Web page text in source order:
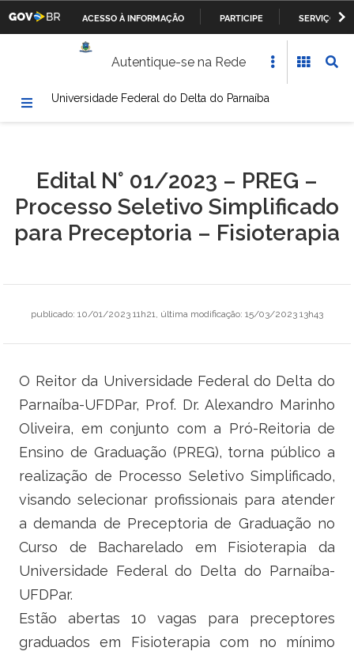
PARA
CONTEÚDO
ACESSO À INFORMAÇÃO PARTICIPE
SERVIÇOS
Ministério da Defesa
Ministério da Fazenda
Ministério do Desenvolvimento Social
Ministério da Saúde
Ministério da Indústria, Comércio Exterior e Serviços
Ministério de Minas e Energia
Ministério da Ciência, Tecnologia, Inovações e Comunicações
Ministério do Meio Ambiente
Autentique-se na Rede
Universidade Federal do Delta do Parnaíba
Edital N° 01/2023 – PREG –
Processo Seletivo Simplificado
para Preceptoria – Fisioterapia
publicado: 10/01/2023 11h21, última modificação: 15/03/2023 13h43
O Reitor da Universidade Federal do Delta do
Parnaíba-UFDPar, Prof. Dr. Alexandro Marinho
Oliveira, em conjunto com a Pró-Reitoria de
Ensino de Graduação (PREG), torna público a
realização de Processo Seletivo Simplificado,
visando selecionar profissionais para atender
a demanda de Preceptoria de Graduação no
Curso de Bacharelado em Fisioterapia da
Universidade Federal do Delta do Parnaíba-
UFDPar.
Estão abertas 10 vagas para preceptores
graduados em Fisioterapia com no mínimo